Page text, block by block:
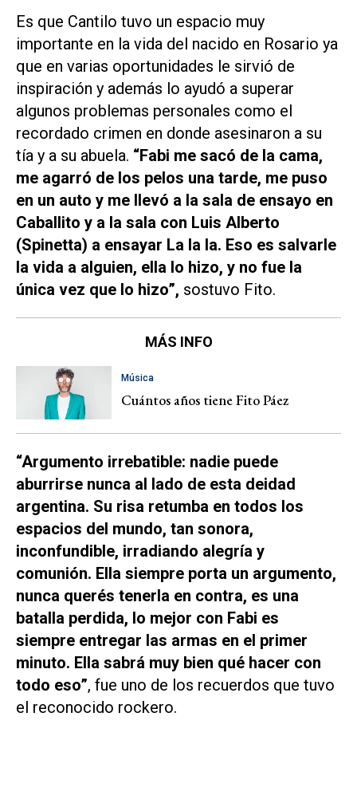
Es que Cantilo tuvo un espacio muy
importante en la vida del nacido en Rosario ya
que en varias oportunidades le sirvió de
inspiración y además lo ayudó a superar
algunos problemas personales como el
recordado crimen en donde asesinaron a su
tía y a su abuela. “Fabi me sacó de la cama,
me agarró de los pelos una tarde, me puso
en un auto y me llevó a la sala de ensayo en
Caballito y a la sala con Luis Alberto
(Spinetta) a ensayar La la la. Eso es salvarle
la vida a alguien, ella lo hizo, y no fue la
única vez que lo hizo”, sostuvo Fito.
MÁS INFO
Música
Cuántos años tiene Fito Páez
“Argumento irrebatible: nadie puede
aburrirse nunca al lado de esta deidad
argentina. Su risa retumba en todos los
espacios del mundo, tan sonora,
inconfundible, irradiando alegría y
comunión. Ella siempre porta un argumento,
nunca querés tenerla en contra, es una
batalla perdida, lo mejor con Fabi es
siempre entregar las armas en el primer
minuto. Ella sabrá muy bien qué hacer con
todo eso”, fue uno de los recuerdos que tuvo
el reconocido rockero.